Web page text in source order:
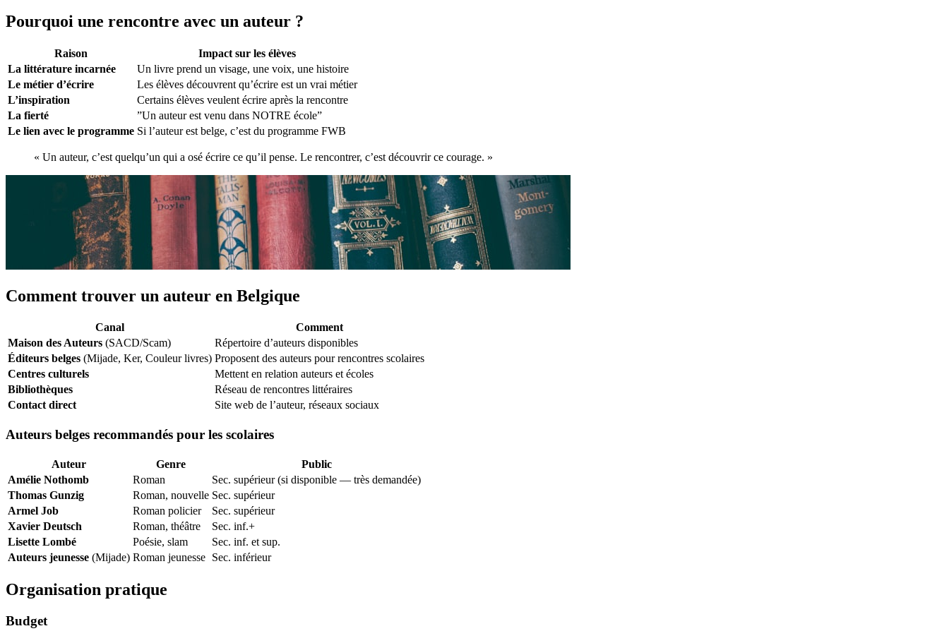
Pourquoi une rencontre avec un auteur ?
Raison
Impact sur les élèves
La littérature incarnée
Un livre prend un visage, une voix, une histoire
Le métier d’écrire
Les élèves découvrent qu’écrire est un vrai métier
L’inspiration
Certains élèves veulent écrire après la rencontre
La fierté
”Un auteur est venu dans NOTRE école”
Le lien avec le programme Si l’auteur est belge, c’est du programme FWB
« Un auteur, c’est quelqu’un qui a osé écrire ce qu’il pense. Le rencontrer, c’est découvrir ce courage. »
Comment trouver un auteur en Belgique
Canal
Comment
Maison des Auteurs (SACD/Scam)
Répertoire d’auteurs disponibles
Éditeurs belges (Mijade, Ker, Couleur livres) Proposent des auteurs pour rencontres scolaires
Centres culturels
Mettent en relation auteurs et écoles
Bibliothèques
Réseau de rencontres littéraires
Contact direct
Site web de l’auteur, réseaux sociaux
Auteurs belges recommandés pour les scolaires
Auteur Genre
Public
Amélie Nothomb
Roman
Sec. supérieur (si disponible — très demandée)
Thomas Gunzig
Roman, nouvelle Sec. supérieur
Armel Job
Roman policier
Sec. supérieur
Xavier Deutsch
Roman, théâtre
Sec. inf.+
Lisette Lombé
Poésie, slam
Sec. inf. et sup.
Auteurs jeunesse (Mijade) Roman jeunesse Sec. inférieur
Organisation pratique
Budget